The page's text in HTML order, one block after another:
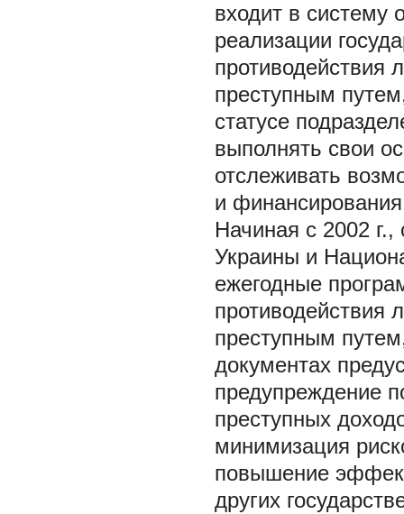
входит в систему
реализации
противодействия
преступным
статусе
выполнять свои
отслеживать
и
Начиная с 2002
Украины и
ежегодные
противодействия
преступным
документах
предупреждение
преступных
минимизация
повышение
других